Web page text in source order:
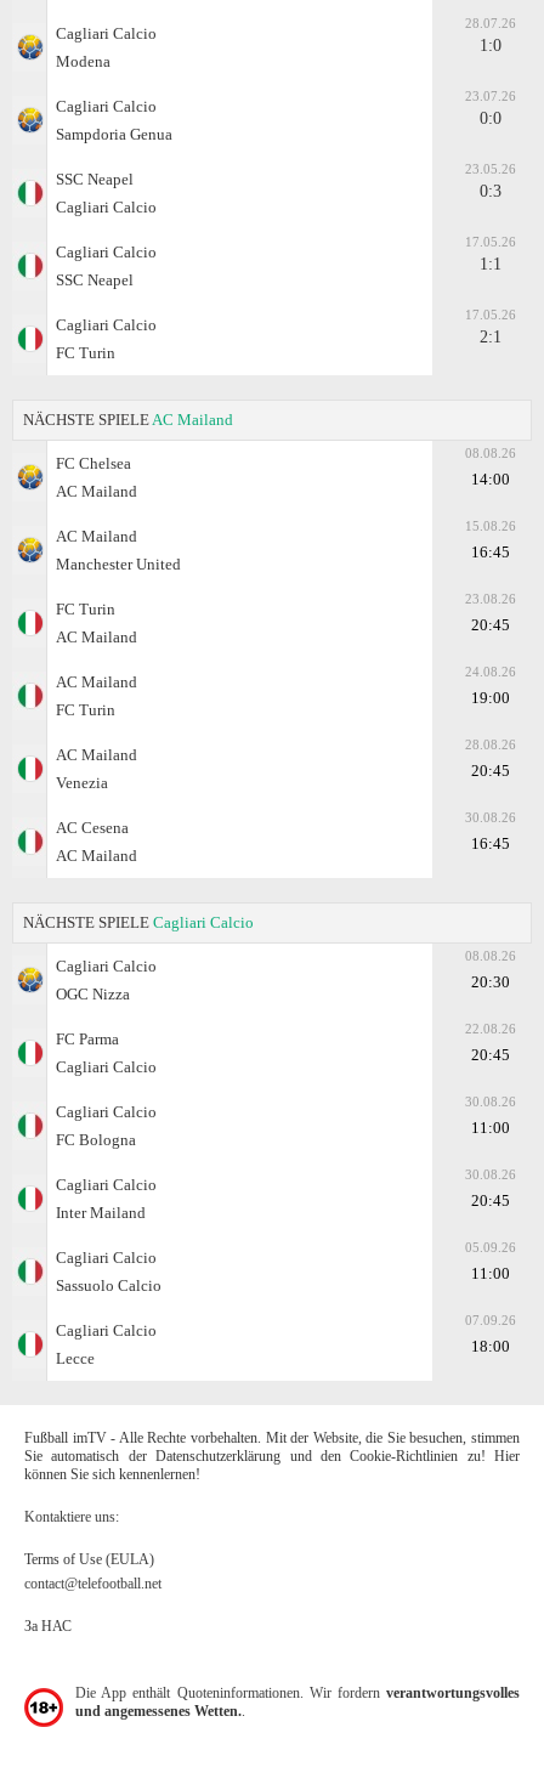
Cagliari Calcio
Modena
28.07.26
1:0
Cagliari Calcio
Sampdoria Genua
23.07.26
0:0
SSC Neapel
Cagliari Calcio
23.05.26
0:3
Cagliari Calcio
SSC Neapel
17.05.26
1:1
Cagliari Calcio
FC Turin
17.05.26
2:1
NÄCHSTE SPIELE AC Mailand
FC Chelsea
AC Mailand
08.08.26
14:00
AC Mailand
Manchester United
15.08.26
16:45
FC Turin
AC Mailand
23.08.26
20:45
AC Mailand
FC Turin
24.08.26
19:00
AC Mailand
Venezia
28.08.26
20:45
AC Cesena
AC Mailand
30.08.26
16:45
NÄCHSTE SPIELE Cagliari Calcio
Cagliari Calcio
OGC Nizza
08.08.26
20:30
FC Parma
Cagliari Calcio
22.08.26
20:45
Cagliari Calcio
FC Bologna
30.08.26
11:00
Cagliari Calcio
Inter Mailand
30.08.26
20:45
Cagliari Calcio
Sassuolo Calcio
05.09.26
11:00
Cagliari Calcio
Lecce
07.09.26
18:00
Fußball imTV - Alle Rechte vorbehalten. Mit der Website, die Sie besuchen, stimmen
Sie automatisch der Datenschutzerklärung und den Cookie-Richtlinien zu! Hier
können Sie sich kennenlernen!
Kontaktiere uns:
Terms of Use (EULA)
contact@telefootball.net
За НАС
Die App enthält Quoteninformationen. Wir fordern verantwortungsvolles
und angemessenes Wetten.